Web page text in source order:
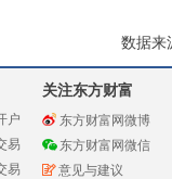
数据来
户
易
易
关注东方财富
东方财富网微博
东方财富网微信
意见与建议